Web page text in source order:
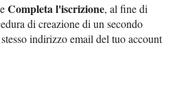
Completa l'iscrizione, al fine di
di creazione di un secondo
indirizzo email del tuo account